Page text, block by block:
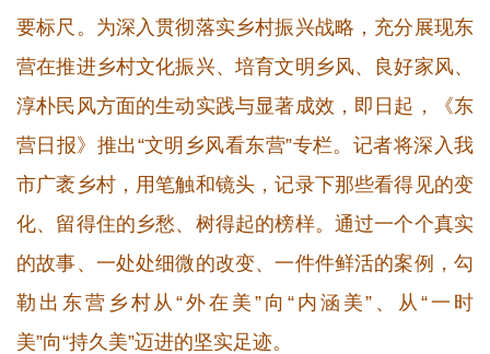
要标尺。为深入贯彻落实乡村振兴战略，充分展现东
营在推进乡村文化振兴、培育文明乡风、良好家风、
淳朴民风方面的生动实践与显著成效，即日起，《东
营日报》推出“文明乡风看东营”专栏。记者将深入我
市广袤乡村，用笔触和镜头，记录下那些看得见的变
化、留得住的乡愁、树得起的榜样。通过一个个真实
的故事、一处处细微的改变、一件件鲜活的案例，勾
勒出东营乡村从“外在美”向“内涵美”、从“一时
美”向“持久美”迈进的坚实足迹。